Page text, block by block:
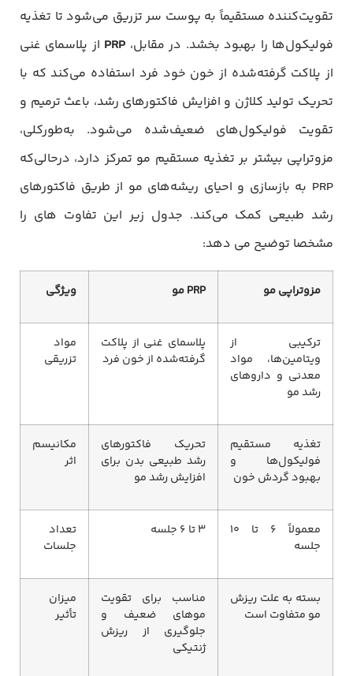
تقویت‌کننده مستقیماً به پوست سر تزریق می‌شود تا تغذیه
فولیکول‌ها را بهبود بخشد. در مقابل، PRP از پلاسمای غنی
از پلاکت گرفته‌شده از خون خود فرد استفاده می‌کند که با
تحریک تولید کلاژن و افزایش فاکتورهای رشد، باعث ترمیم و
تقویت فولیکول‌های ضعیف‌شده می‌شود. به‌طورکلی،
مزوتراپی بیشتر بر تغذیه مستقیم مو تمرکز دارد، درحالی‌که
PRP به بازسازی و احیای ریشه‌های مو از طریق فاکتورهای
رشد طبیعی کمک می‌کند. جدول زیر این تفاوت های را
مشخصا توضیح می دهد:
مزوتراپی مو PRPمو ویژگی
ترکیبی از
ویتامین‌ها، مواد
معدنی و داروهای
رشد مو
پلاسمای غنی از پلاکت
گرفته‌شده از خون فرد
مواد
تزریقی
تغذیه مستقیم
فولیکول‌ها و
بهبود گردش خون
تحریک فاکتورهای
رشد طبیعی بدن برای
افزایش رشد مو
مکانیسم
اثر
معمولاً ۶ تا ۱۰
جلسه
۳ تا ۶ جلسه
تعداد
جلسات
بسته به علت ریزش
مو متفاوت است
مناسب برای تقویت
موهای ضعیف و
جلوگیری از ریزش
ژنتیکی
میزان
تأثیر